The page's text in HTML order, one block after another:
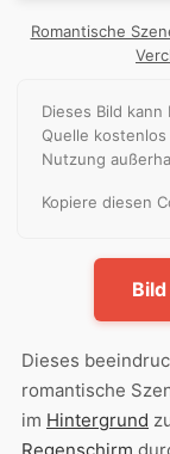
Romantische
Dieses Bild
Quelle
Nutzung
Kopiere diesen
Dieses
romantische
im Hintergrund